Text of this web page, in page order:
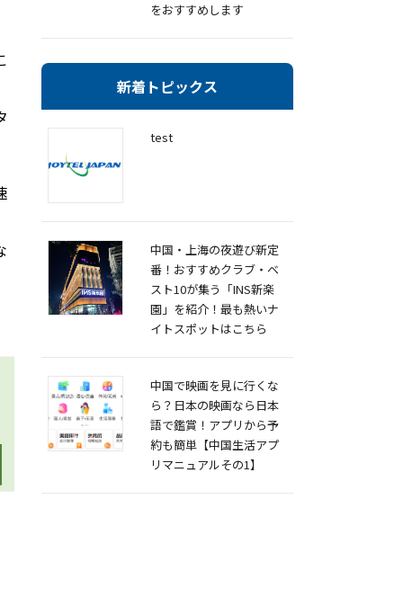
をおすすめします
新着トピックス
test
中国・上海の夜遊び新定
番！おすすめクラブ・ベ
スト10が集う「INS新楽
園」を紹介！最も熱いナ
イトスポットはこちら
中国で映画を見に行くな
ら？日本の映画なら日本
語で鑑賞！アプリから予
約も簡単【中国生活アプ
リマニュアルその1】